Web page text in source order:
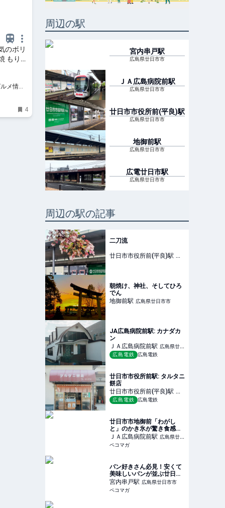
のボリ
もりち
メ情報
4
周辺の駅
宮内串戸駅
広島県廿日市市
ＪＡ広島病院前駅
広島県廿日市市
廿日市市役所前(平良)駅
広島県廿日市市
地御前駅
広島県廿日市市
広電廿日市駅
広島県廿日市市
周辺の駅の記事
二刀流
廿日市市役所前(平良)駅 広
朝焼け、神社、そしてひろ
でん
地御前駅 広島県廿日市市
JA広島病院前駅: カナダカ
ン
ＪＡ広島病院前駅 広島県廿日
市市
広島電鉄 広島電鉄
廿日市市役所前駅: タルタニ
餅店
廿日市市役所前(平良)駅 広
島県廿日市市
広島電鉄 広島電鉄
廿日市市地御前「わがし
と」のかき氷が驚き食感だ
った！
ＪＡ広島病院前駅 広島県廿日
市市
ペコマガ
パン好きさん必見！安くて
美味しいパンが並ぶ廿日市
市宮内のベーカリーグレー
テル
宮内串戸駅 広島県廿日市市
ペコマガ